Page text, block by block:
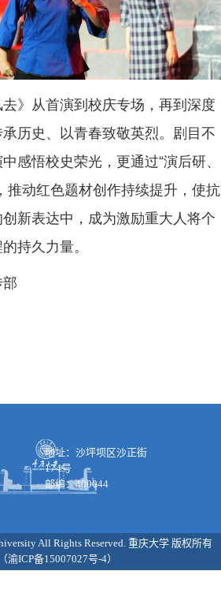
去》从首演到校庆专场，再到深度
历史、以青春致敬英烈。剧目不
感悟校史荣光，更通过“演后研、
推动红色题材创作持续提升，使抗
新表达中，成为激励重大人将个
持久力量。
地址：沙坪坝区沙正街
174号
邮编：400044
All Rights Reserved. 重庆大学 版权所有
渝ICP备15007027号-4）